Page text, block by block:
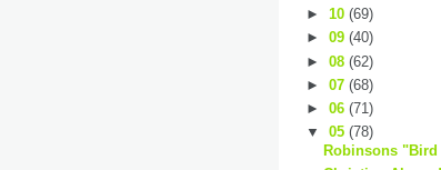
► 10 (69)
► 09 (40)
► 08 (62)
► 07 (68)
► 06 (71)
▼ 05 (78)
Robinsons